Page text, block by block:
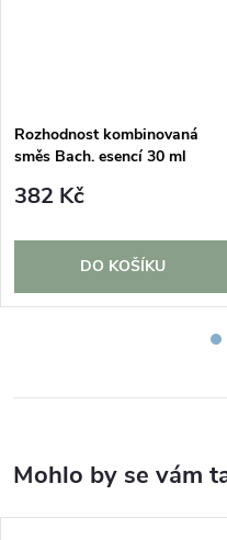
Rozhodnost kombinovaná
směs Bach. esencí 30 ml
382 Kč
DO KOŠÍKU